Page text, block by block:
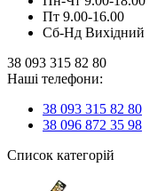
Пт 9.00-16.00
Сб-Нд Вихідний
38 093 315 82 80
Наші телефони:
38 093 315 82 80
38 096 872 35 98
Список категорій